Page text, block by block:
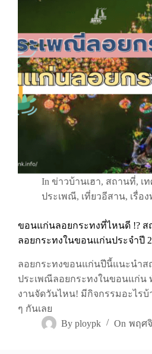
In ข่าวบ้านเฮา, สถานที่, เ
ประเพณี, เที่ยวอีสาน, เรื่อ
ขอนแก่นลอยกระทงที่ไหนดี !? ส
ลอยกระทงในขอนแก่นประจำปี
ลอยกระทงขอนแก่นปีนี้แนะนำส
ประเพณีลอยกระทงในขอนแก่น
งานจัดวันไหน! มีกิจกรรมอะไรบ้
ๆ กันเลย
By ploypk On พฤศ